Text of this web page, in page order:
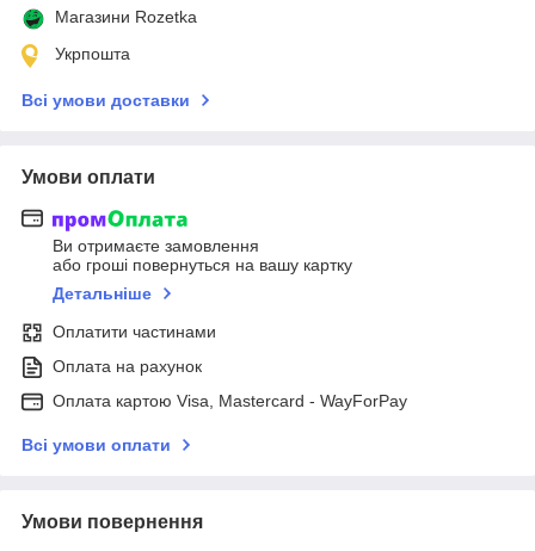
Магазини Rozetka
Укрпошта
Всі умови доставки
Умови оплати
Ви отримаєте замовлення
або гроші повернуться на вашу картку
Детальніше
Оплатити частинами
Оплата на рахунок
Оплата картою Visa, Mastercard - WayForPay
Всі умови оплати
Умови повернення